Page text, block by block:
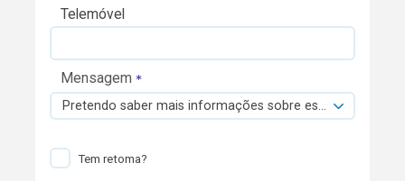
Telemóvel
Mensagem
Pretendo saber mais informações sobre esta viatura.
Tem retoma?